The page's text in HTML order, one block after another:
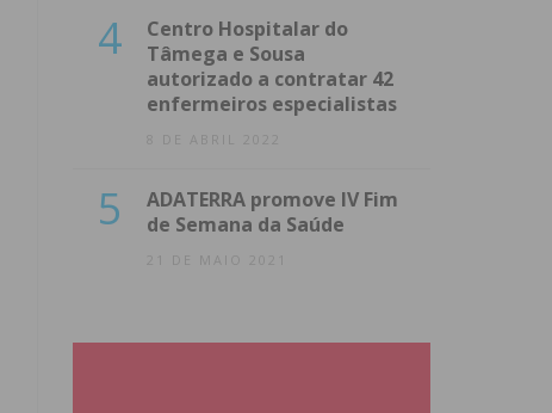
4
Centro Hospitalar do
Tâmega e Sousa
autorizado a contratar 42
enfermeiros especialistas
8 DE ABRIL 2022
5
ADATERRA promove IV Fim
de Semana da Saúde
21 DE MAIO 2021